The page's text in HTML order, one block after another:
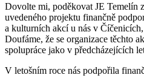
Dovolte mi, poděkovat JE Temelín
uvedeného projektu finančně
a kulturních akcí u nás v
Doufáme, že se organizace těchto
spolupráce jako v předcházejících
V letošním roce nás podpořila